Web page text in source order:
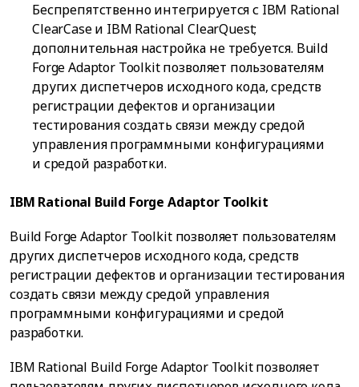
Беспрепятственно интегрируется с IBM Rational
ClearCase и IBM Rational ClearQuest;
дополнительная настройка не требуется. Build
Forge Adaptor Toolkit позволяет пользователям
других диспетчеров исходного кода, средств
регистрации дефектов и организации
тестирования создать связи между средой
управления программными конфигурациями
и средой разработки.
IBM Rational Build Forge Adaptor Toolkit
Build Forge Adaptor Toolkit позволяет пользователям
других диспетчеров исходного кода, средств
регистрации дефектов и организации тестирования
создать связи между средой управления
программными конфигурациями и средой
разработки.
IBM Rational Build Forge Adaptor Toolkit позволяет